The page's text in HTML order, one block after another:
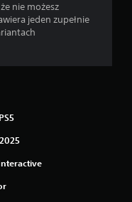
​​nie możesz
jeden zupełnie